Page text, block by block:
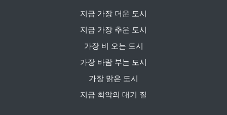
지금 가장 더운 도시
지금 가장 추운 도시
가장 비 오는 도시
가장 바람 부는 도시
가장 맑은 도시
지금 최악의 대기 질